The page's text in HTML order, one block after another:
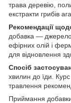
трава деревію,
екстракти грибів
Рекомендації
добавка — джерело
ефірних олій і
для відновлення
Спосіб
хвилин до їди.
травлення
Приймання